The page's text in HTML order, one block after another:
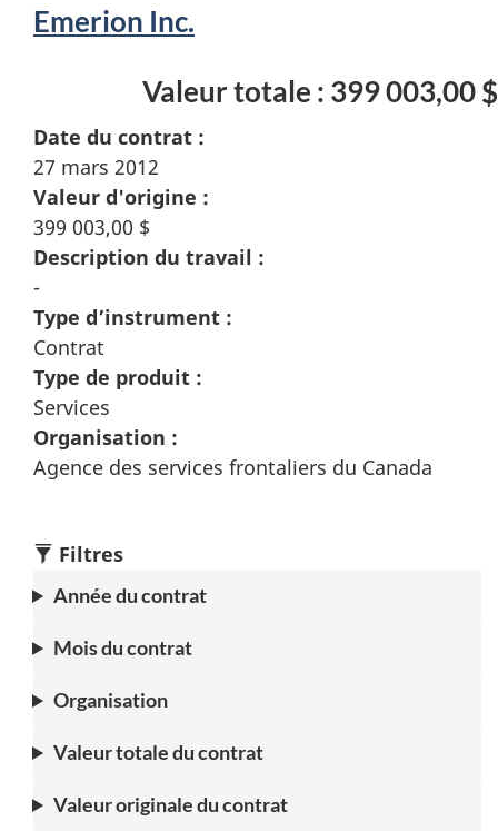
Emerion Inc.
Valeur totale : 399 003,00 $
Date du contrat :
27 mars 2012
Valeur d'origine :
399 003,00 $
Description du travail :
-
Type d’instrument :
Contrat
Type de produit :
Services
Organisation :
Agence des services frontaliers du Canada
Filtres
Année du contrat
Mois du contrat
Organisation
Valeur totale du contrat
Valeur originale du contrat